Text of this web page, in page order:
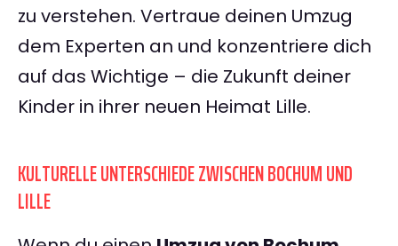
zu verstehen. Vertraue deinen Umzug
dem Experten an und konzentriere dich
auf das Wichtige – die Zukunft deiner
Kinder in ihrer neuen Heimat Lille.
KULTURELLE UNTERSCHIEDE ZWISCHEN BOCHUM UND
LILLE